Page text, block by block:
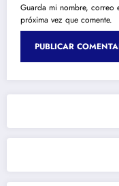
Guarda mi nombre, correo
próxima vez que comente.